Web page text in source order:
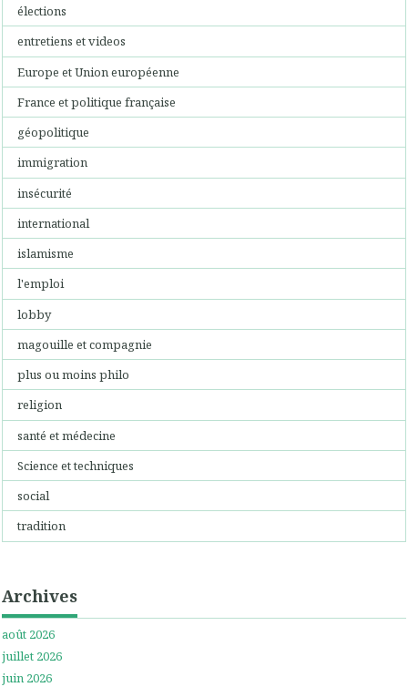
élections
entretiens et videos
Europe et Union européenne
France et politique française
géopolitique
immigration
insécurité
international
islamisme
l'emploi
lobby
magouille et compagnie
plus ou moins philo
religion
santé et médecine
Science et techniques
social
tradition
Archives
août 2026
juillet 2026
juin 2026